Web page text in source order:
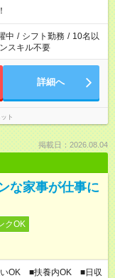
中 / シフト勤務 / 10名以
スキル不要
詳細へ
ト
掲載日：2026.08.04
な家事が仕事に
クOK
いOK ■扶養内OK ■日収